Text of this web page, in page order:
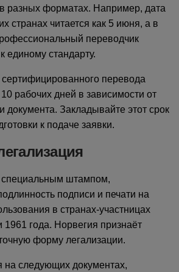
разных форматах. Например, дата
странах читается как 5 июня, а в
переводчик
единому стандарту.
перевода
рабочих дней в зависимости от
документа. Закладывайте этот срок
к подаче заявки.
специальным штампом,
подписи и печати на
в странах-участницах
1961 года. Норвегия признаёт
форму легализации.
на следующих документах,